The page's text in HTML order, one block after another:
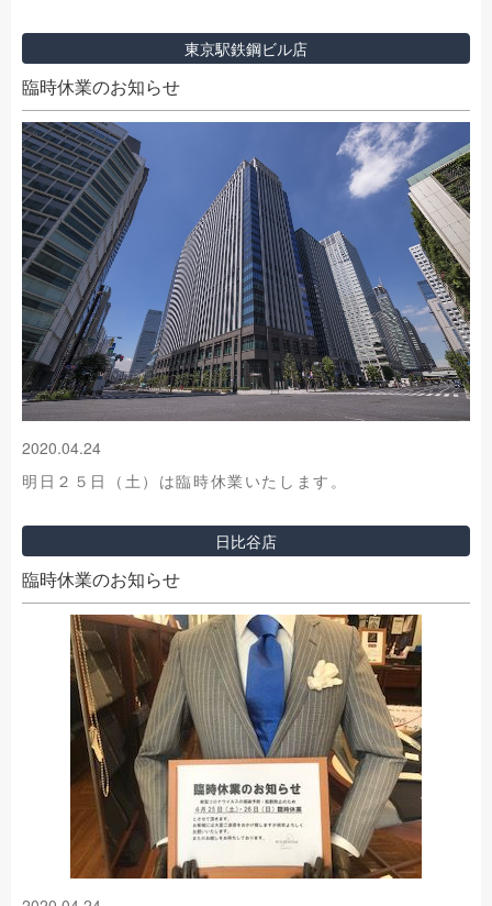
東京駅鉄鋼ビル店
臨時休業のお知らせ
2020.04.24
明日２５日（土）は臨時休業いたします。
日比谷店
臨時休業のお知らせ